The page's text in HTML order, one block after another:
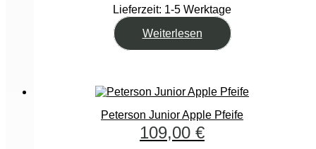
Lieferzeit: 1-5 Werktage
Weiterlesen
Peterson Junior Apple Pfeife
109,00 €